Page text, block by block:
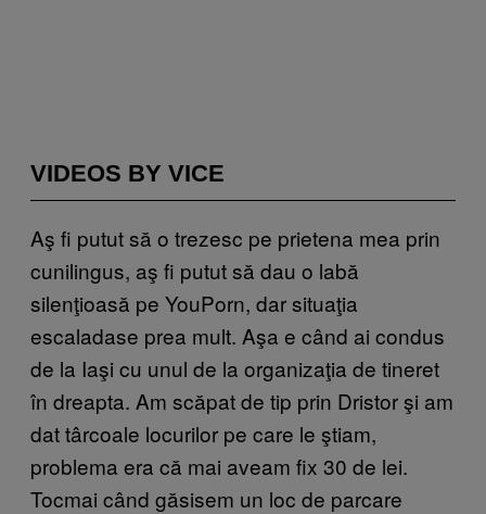
VIDEOS BY VICE
Aş fi putut să o trezesc pe prietena mea prin
cunilingus, aş fi putut să dau o labă
silenţioasă pe YouPorn, dar situaţia
escaladase prea mult. Aşa e când ai condus
de la Iaşi cu unul de la organizaţia de tineret
în dreapta. Am scăpat de tip prin Dristor şi am
dat târcoale locurilor pe care le ştiam,
problema era că mai aveam fix 30 de lei.
Tocmai când găsisem un loc de parcare